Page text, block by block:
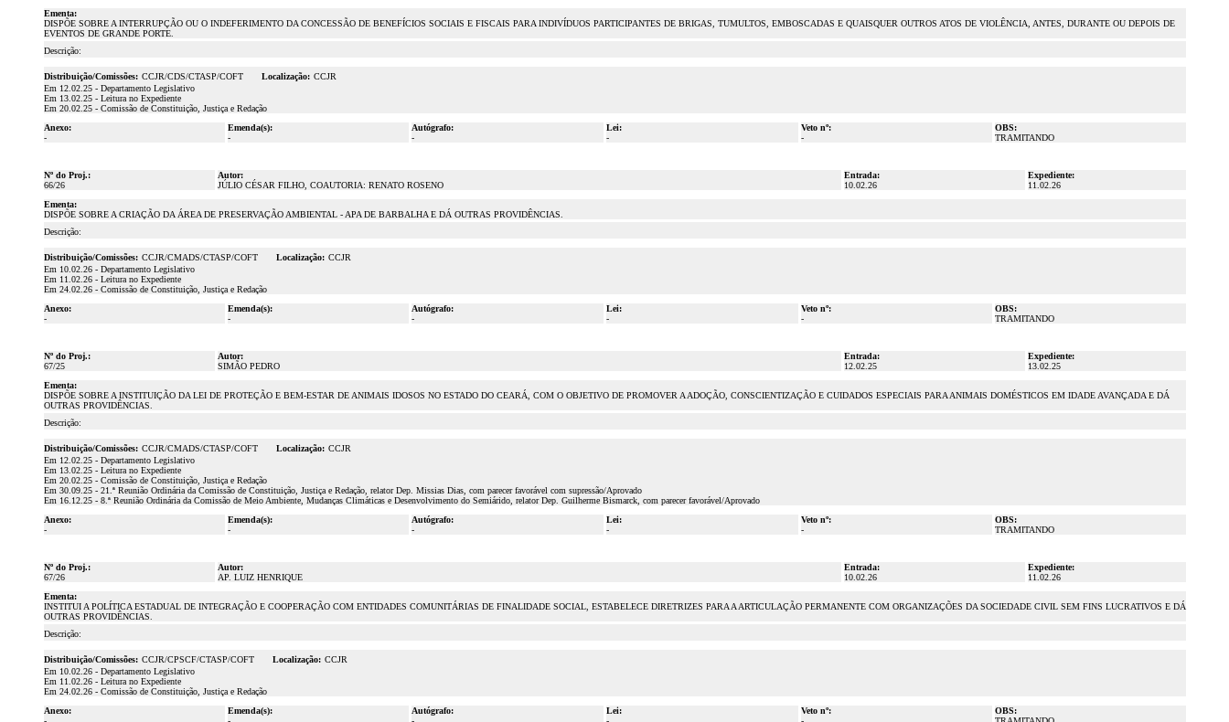
Ementa:
DISPÕE SOBRE A INTERRUPÇÃO OU O INDEFERIMENTO DA CONCESSÃO DE BENEFÍCIOS SOCIAIS E FISCAIS PARA INDIVÍDUOS PARTICIPANTES DE BRIGAS, TUMULTOS, EMBOSCADAS E QUAISQUER OUTROS ATOS DE VIOLÊNCIA, ANTES, DURANTE OU DEPOIS DE
EVENTOS DE GRANDE PORTE.
Descrição:
Distribuição/Comissões: CCJR/CDS/CTASP/COFT Localização: CCJR
Em 12.02.25 - Departamento Legislativo
Em 13.02.25 - Leitura no Expediente
Em 20.02.25 - Comissão de Constituição, Justiça e Redação
Anexo:
-
Emenda(s):
-
Autógrafo:
-
Lei:
-
Veto nº:
-
OBS:
TRAMITANDO
Nº do Proj.:
66/26
Autor:
JÚLIO CÉSAR FILHO, COAUTORIA: RENATO ROSENO
Entrada:
10.02.26
Expediente:
11.02.26
Ementa:
DISPÕE SOBRE A CRIAÇÃO DA ÁREA DE PRESERVAÇÃO AMBIENTAL - APA DE BARBALHA E DÁ OUTRAS PROVIDÊNCIAS.
Descrição:
Distribuição/Comissões: CCJR/CMADS/CTASP/COFT Localização: CCJR
Em 10.02.26 - Departamento Legislativo
Em 11.02.26 - Leitura no Expediente
Em 24.02.26 - Comissão de Constituição, Justiça e Redação
Anexo:
-
Emenda(s):
-
Autógrafo:
-
Lei:
-
Veto nº:
-
OBS:
TRAMITANDO
Nº do Proj.:
67/25
Autor:
SIMÃO PEDRO
Entrada:
12.02.25
Expediente:
13.02.25
Ementa:
DISPÕE SOBRE A INSTITUIÇÃO DA LEI DE PROTEÇÃO E BEM-ESTAR DE ANIMAIS IDOSOS NO ESTADO DO CEARÁ, COM O OBJETIVO DE PROMOVER A ADOÇÃO, CONSCIENTIZAÇÃO E CUIDADOS ESPECIAIS PARA ANIMAIS DOMÉSTICOS EM IDADE AVANÇADA E DÁ
OUTRAS PROVIDÊNCIAS.
Descrição:
Distribuição/Comissões: CCJR/CMADS/CTASP/COFT Localização: CCJR
Em 12.02.25 - Departamento Legislativo
Em 13.02.25 - Leitura no Expediente
Em 20.02.25 - Comissão de Constituição, Justiça e Redação
Em 30.09.25 - 21.ª Reunião Ordinária da Comissão de Constituição, Justiça e Redação, relator Dep. Missias Dias, com parecer favorável com supressão/Aprovado
Em 16.12.25 - 8.ª Reunião Ordinária da Comissão de Meio Ambiente, Mudanças Climáticas e Desenvolvimento do Semiárido, relator Dep. Guilherme Bismarck, com parecer favorável/Aprovado
Anexo:
-
Emenda(s):
-
Autógrafo:
-
Lei:
-
Veto nº:
-
OBS:
TRAMITANDO
Nº do Proj.:
67/26
Autor:
AP. LUIZ HENRIQUE
Entrada:
10.02.26
Expediente:
11.02.26
Ementa:
INSTITUI A POLÍTICA ESTADUAL DE INTEGRAÇÃO E COOPERAÇÃO COM ENTIDADES COMUNITÁRIAS DE FINALIDADE SOCIAL, ESTABELECE DIRETRIZES PARA A ARTICULAÇÃO PERMANENTE COM ORGANIZAÇÕES DA SOCIEDADE CIVIL SEM FINS LUCRATIVOS E DÁ
OUTRAS PROVIDÊNCIAS.
Descrição:
Distribuição/Comissões: CCJR/CPSCF/CTASP/COFT Localização: CCJR
Em 10.02.26 - Departamento Legislativo
Em 11.02.26 - Leitura no Expediente
Em 24.02.26 - Comissão de Constituição, Justiça e Redação
Anexo:
Emenda(s):
Autógrafo:
Lei:
Veto nº:
OBS: